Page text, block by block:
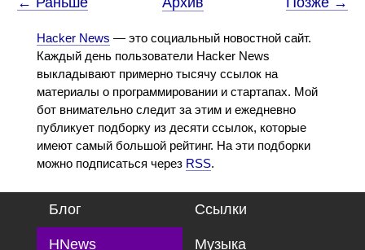
Hacker News — это социальный новостной сайт.
Каждый день пользователи Hacker News
выкладывают примерно тысячу ссылок на
материалы о программировании и стартапах. Мой
бот внимательно следит за этим и ежедневно
публикует подборку из десяти ссылок, которые
имеют самый большой рейтинг. На эти подборки
можно подписаться через RSS.
Блог Ссылки
HNews Музыка